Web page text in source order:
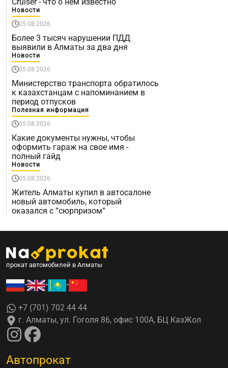
Новости
05.08.2026
Более 3 тысяч нарушении ПДД
выявили в Алматы за два дня
Новости
05.08.2026
Министерство транспорта обратилось
к казахстанцам с напоминанием в
период отпусков
Полезная информация
05.08.2026
Какие документы нужны, чтобы
оформить гараж на свое имя -
полный гайд
Новости
05.08.2026
Житель Алматы купил в автосалоне
новый автомобиль, который
оказался с “сюрпризом“
прокат автомобилей в Алматы
• • •
+7 (701) 702 44 44
г. Алматы, ул. Гоголя 86, офис 100А, БЦ КазЖол
Автопрокат